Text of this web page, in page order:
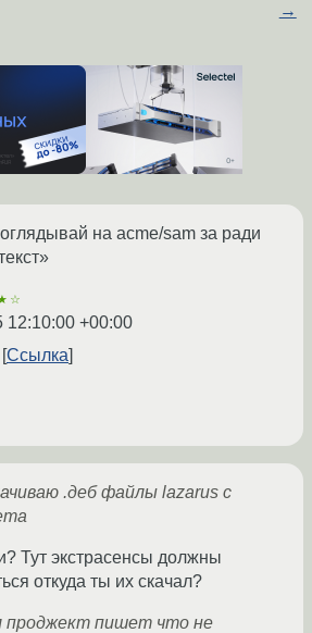
→
на acme/sam за ради
12:10:00 +00:00
Ссылка
.деб файлы lazarus с
Тут экстрасенсы должны
откуда ты их скачал?
проджект пишет что не